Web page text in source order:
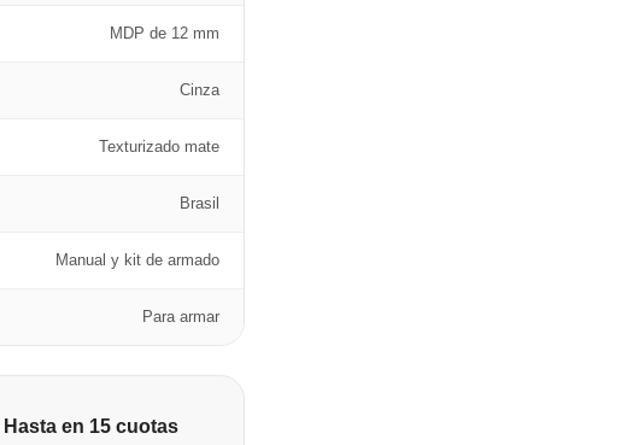
MDP de 12 mm
Cinza
Texturizado mate
Brasil
Manual y kit de armado
Para armar
Hasta en 15 cuotas